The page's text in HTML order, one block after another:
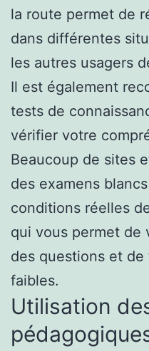
la route permet de
dans différentes
les autres usagers
Il est également
tests de
vérifier votre
Beaucoup de sites
des examens
conditions réelles
qui vous permet de
des questions et
faibles.
Utilisation